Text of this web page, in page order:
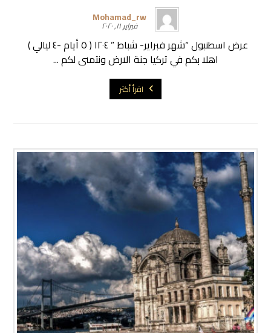
Mohamad_rw
فبراير ١١, ٢٠٢٠
عرض اسطنبول “شهر فبراير- شباط ” ١٢٠٤ ( ٥ أيام -٤ ليالي )
اهلا بكم في تركيا جنة الارض ونتمنى لكم ...
اقرأ أكثر